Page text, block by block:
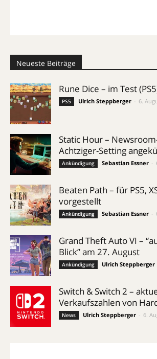
Neueste Beiträge
Rune Dice – im Test
PS5 Ulrich Steppberger 6.
Static Hour –
Achtziger-Setting
Ankündigung Sebastian Essner
Beaten Path – für PS5,
vorgestellt
Ankündigung Sebastian Essner
Grand Theft Auto VI –
Blick” am 27. August
Ankündigung Ulrich Steppberger
Switch & Switch 2 –
Verkaufszahlen von
News Ulrich Steppberger 6.